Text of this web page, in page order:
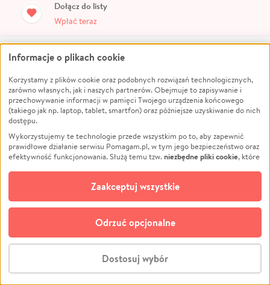
Dołącz do listy
Wpłać teraz
Anonimowy Darczyńca
50zł
Zobacz więcej
Zbiórka zakończona
Uważasz, że ta zbiórka zawieraniedozwolone treści?Napisz do nas
Stwórz zbiórkę - za darmo
Informacje o plikach cookie
Korzystamy z plików cookie oraz podobnych rozwiązań technologicznych,
zarówno własnych, jak i naszych partnerów. Obejmuje to zapisywanie i
przechowywanie informacji w pamięci Twojego urządzenia końcowego
(takiego jak np. laptop, tablet, smartfon) oraz późniejsze uzyskiwanie do nich
dostępu.
Wykorzystujemy te technologie przede wszystkim po to, aby zapewnić
prawidłowe działanie serwisu Pomagam.pl, w tym jego bezpieczeństwo oraz
efektywność funkcjonowania. Służą temu tzw.niezbędne pliki cookie, które
opcjonalnych plików cookie
technologii do celów analitycznych i retargetingowych. Możesz wyrazić
zgodę na ich stosowanie lub jej odmówić. W dowolnym momencie masz
możliwość zmiany swoich preferencji na stronie „Zarządzaj zgodami cookie”,
do której link znajdziesz w stopce serwisu Pomagam.pl. Opcjonalne pliki
cookie wykorzystywane są w następujących celach:
działanie serwisu Pomagam.pl. Dzięki nim możemy zrozumieć, jak
użytkownicy korzystają z naszego serwisu – skąd trafiają do serwisu, jak
Dostosuj wybór
Odrzuć opcjonalne
Zaakceptuj wszystkie